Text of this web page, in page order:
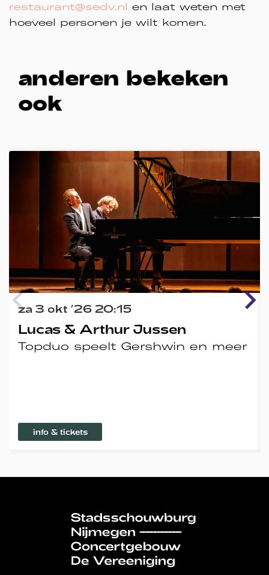
restaurant@sedv.nl en laat weten met
hoeveel personen je wilt komen.
anderen bekeken
ook
Lucas & Arthur Jussen
Topduo speelt Gershwin en meer
za 3 okt ’26 20:15
info & tickets